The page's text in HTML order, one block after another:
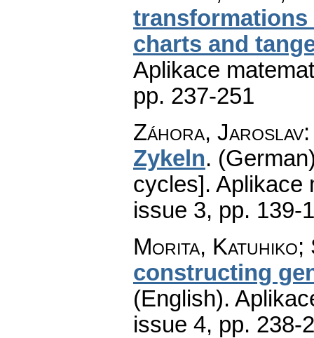
transformations
charts and
Aplikace
pp. 237-251
Záhora, Jaroslav
Zykeln.
cycles]. Aplikace
issue 3, pp. 139-
Morita, Katuhiko;
constructing
(English).
issue 4, pp. 238-